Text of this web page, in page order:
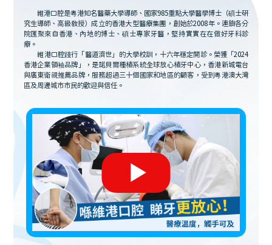
維港口腔是粵港知名醫藥大學導師、國家985重點大學醫學博士（碩士研
究生導師、高級教授）成立的香港大型醫療集團，創始於2008年。連鎖各分
院匯聚來自香港、內地的博士、碩士專家牙醫，堅持實實在在做好牙科診
療。
維港口腔踐行「醫道濟世」的大學校訓，十六年穩定開診。榮獲「2024
香港企業領袖品牌」，是諾貝爾種植系統全球放心植牙中心，香港新城電台
與廣東衛視推薦品牌，服務超過三十個國家和地區的顧客，受到粵港澳大灣
區及周邊城市市民的歡迎與信任。